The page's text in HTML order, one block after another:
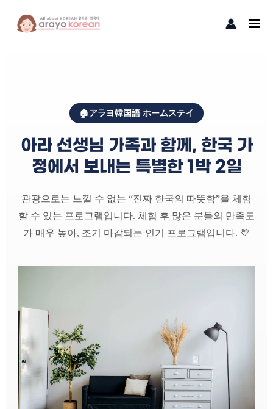
🏠アラヨ韓国語 ホームステイ
아라 선생님 가족과 함께, 한국 가
정에서 보내는 특별한 1박 2일
관광으로는 느낄 수 없는 “진짜 한국의 따뜻함”을 체험
할 수 있는 프로그램입니다. 체험 후 많은 분들의 만족도
가 매우 높아, 조기 마감되는 인기 프로그램입니다. 💛